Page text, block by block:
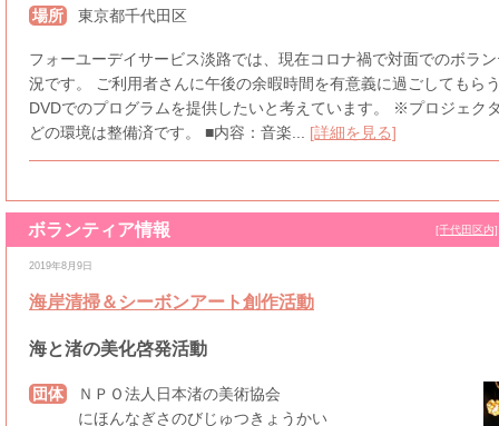
場所
東京都千代田区
フォーユーデイサービス淡路では、現在コロナ禍で対面でのボラ
況です。 ご利用者さんに午後の余暇時間を有意義に過ごしてもら
DVDでのプログラムを提供したいと考えています。 ※プロジェク
どの環境は整備済です。 ■内容：音楽... [詳細を見る]
ボランティア情報 [千代田区内]
2019年8月9日
海岸清掃＆シーボンアート創作活動
海と渚の美化啓発活動
団体
ＮＰＯ法人日本渚の美術協会
にほんなぎさのびじゅつきょうかい